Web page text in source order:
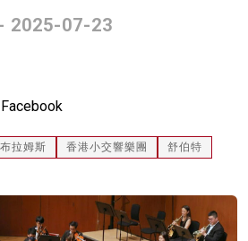
2025-07-23
布拉姆斯 香港小交響樂團
舒伯特